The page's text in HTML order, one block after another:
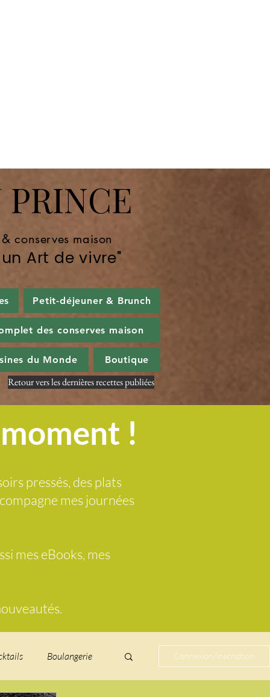
conserves maison
Art de vivre"
Petit-déjeuner & Brunch
des conserves maison
du Monde Boutique
Retour vers les dernières recettes publiées
!
pressés, des plats
mes journées
mes eBooks, mes
Boulangerie Connexion/Inscription